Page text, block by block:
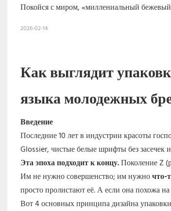
Покойся с миром, «миллениальный
2026-02-14
Как выглядит
языка молодежных
Введение
Последние 10 лет в индустрии красоты
Glossier, чистые белые шрифты без засечек
Эта эпоха подходит к концу.Поколение Z
Им не нужно совершенство; им нужночто-
просто пролистают её. А если она похожа
Вот 4 основных принципа дизайна